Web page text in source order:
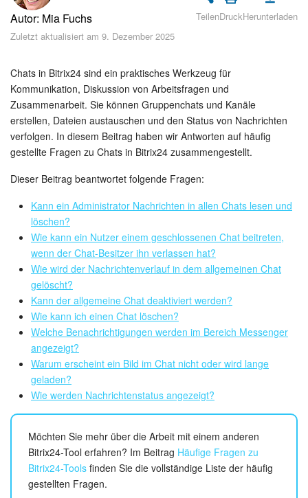
Sicherheit
Womit fangen Sie an?
Feed
Abonnement
Aufgaben und Projekte
KI-Projekte
Messenger
Collabs
Projektgruppen
Kalender
Drive
Webmail
CRM
Buchung
KI in Bitrix24
Autor: Mia Fuchs
Zuletzt aktualisiert am 9. Dezember 2025
TeilenDruckHerunterladen
Chats in Bitrix24 sind ein praktisches Werkzeug für
Kommunikation, Diskussion von Arbeitsfragen und
Zusammenarbeit. Sie können Gruppenchats und Kanäle
erstellen, Dateien austauschen und den Status von Nachrichten
verfolgen. In diesem Beitrag haben wir Antworten auf häufig
gestellte Fragen zu Chats in Bitrix24 zusammengestellt.
Dieser Beitrag beantwortet folgende Fragen:
Kann ein Administrator Nachrichten in allen Chats lesen und
löschen?
Wie kann ein Nutzer einem geschlossenen Chat beitreten,
wenn der Chat-Besitzer ihn verlassen hat?
Wie wird der Nachrichtenverlauf in dem allgemeinen Chat
gelöscht?
Kann der allgemeine Chat deaktiviert werden?
Wie kann ich einen Chat löschen?
Welche Benachrichtigungen werden im Bereich Messenger
angezeigt?
Warum erscheint ein Bild im Chat nicht oder wird lange
geladen?
Wie werden Nachrichtenstatus angezeigt?
Möchten Sie mehr über die Arbeit mit einem anderen
Bitrix24-Tool erfahren? Im Beitrag Häufige Fragen zu
Bitrix24-Tools finden Sie die vollständige Liste der häufig
gestellten Fragen.